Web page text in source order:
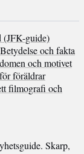
(JFK-guide)
och fakta
och motivet
föräldrar
filmografi och
Skarp,